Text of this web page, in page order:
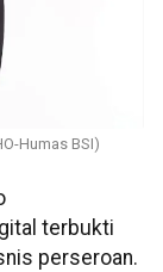
Humas BSI)
terbukti
perseroan.